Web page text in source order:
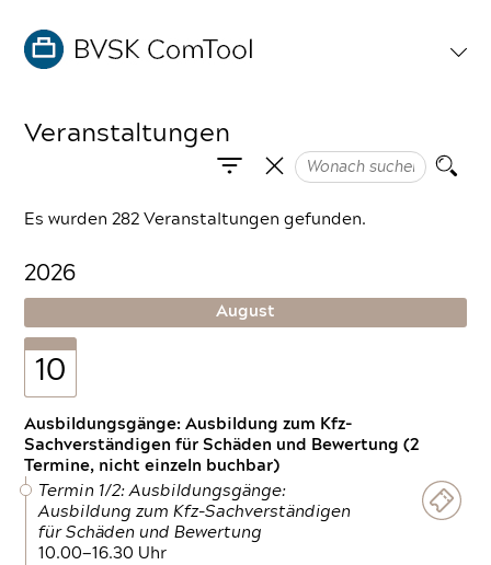
Veranstaltungen
Es wurden 282 Veranstaltungen gefunden.
2026
August
10
Ausbildungsgänge: Ausbildung zum Kfz-
Sachverständigen für Schäden und Bewertung (2
Termine, nicht einzeln buchbar)
Termin 1/2: Ausbildungsgänge:
Ausbildung zum Kfz-Sachverständigen
für Schäden und Bewertung
10.00—16.30 Uhr